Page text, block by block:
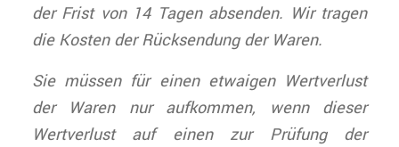
der Frist von 14 Tagen absenden. Wir tragen
die Kosten der Rücksendung der Waren.
Sie müssen für einen etwaigen Wertverlust
der Waren nur aufkommen, wenn dieser
Wertverlust auf einen zur Prüfung der